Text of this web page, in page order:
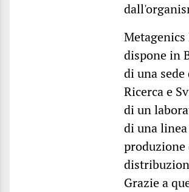
Metagenics
dispone in
di una sede
Ricerca e
di un
di una
produzione
Grazie a